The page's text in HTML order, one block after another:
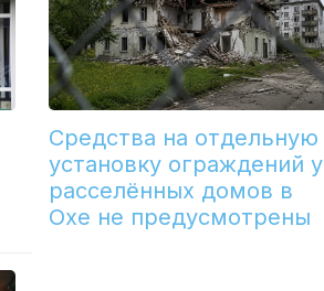
Средства на отдельную
установку ограждений у
расселённых домов в
Охе не предусмотрены